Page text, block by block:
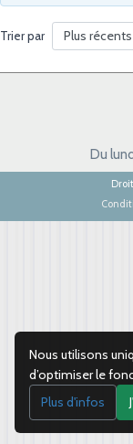
Trier par
Du
Nous utilisons
d’optimiser le
Plus d'infos